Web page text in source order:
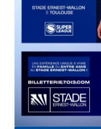
5 March 2025